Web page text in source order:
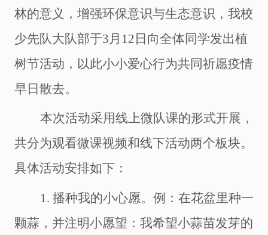
林的意义，增强环保意识与生态意识，我校
少先队大队部于3月 12 日向全体同学发出植
树节活动，以此小小爱心行为共同祈愿疫情
早日散去。
本次活动采用线上微队课的形式开展，
共分为观看微课视频和线下活动两个板块。
具体活动安排如下：
1. 播种我的小心愿。例：在花盆里种一
颗蒜，并注明小愿望：我希望小蒜苗发芽的